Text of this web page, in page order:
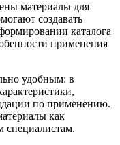
материалы для
создавать
каталога
применения
удобным: в
по применению.
как